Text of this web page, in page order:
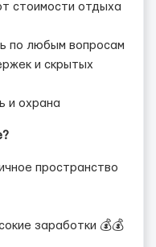
стоимости отдыха
по любым вопросам
и скрытых
и охрана
пространство
заработки 💰💰